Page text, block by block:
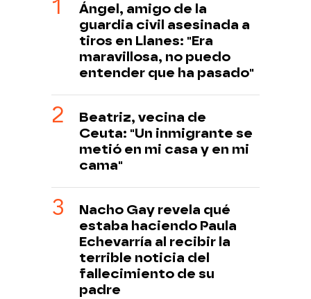
Ángel, amigo de la
guardia civil asesinada a
tiros en Llanes: "Era
maravillosa, no puedo
entender que ha pasado"
Beatriz, vecina de
Ceuta: "Un inmigrante se
metió en mi casa y en mi
cama"
Nacho Gay revela qué
estaba haciendo Paula
Echevarría al recibir la
terrible noticia del
fallecimiento de su
padre